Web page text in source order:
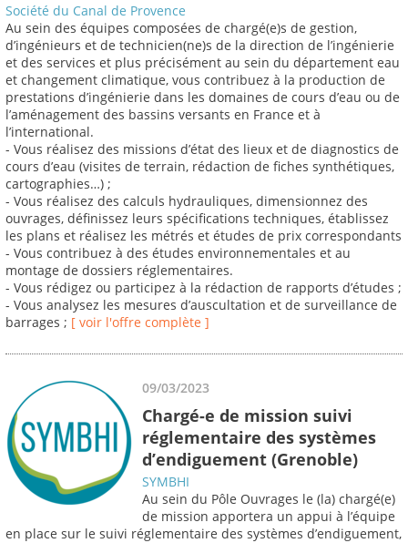
Société du Canal de Provence
Au sein des équipes composées de chargé(e)s de gestion,
d’ingénieurs et de technicien(ne)s de la direction de l’ingénierie
et des services et plus précisément au sein du département eau
et changement climatique, vous contribuez à la production de
prestations d’ingénierie dans les domaines de cours d’eau ou de
l’aménagement des bassins versants en France et à
l’international.
- Vous réalisez des missions d’état des lieux et de diagnostics de
cours d’eau (visites de terrain, rédaction de fiches synthétiques,
cartographies…) ;
- Vous réalisez des calculs hydrauliques, dimensionnez des
ouvrages, définissez leurs spécifications techniques, établissez
les plans et réalisez les métrés et études de prix correspondants
- Vous contribuez à des études environnementales et au
montage de dossiers réglementaires.
- Vous rédigez ou participez à la rédaction de rapports d’études ;
- Vous analysez les mesures d’auscultation et de surveillance de
barrages ; [ voir l'offre complète ]
09/03/2023
Chargé-e de mission suivi
réglementaire des systèmes
d’endiguement (Grenoble)
SYMBHI
Au sein du Pôle Ouvrages le (la) chargé(e)
de mission apportera un appui à l’équipe
en place sur le suivi réglementaire des systèmes d’endiguement,